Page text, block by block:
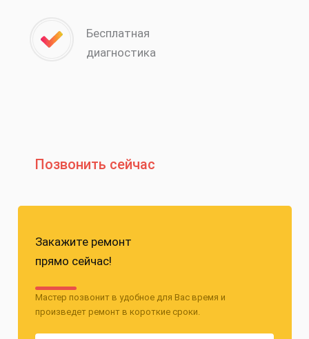
Бесплатная
диагностика
Позвонить сейчас
Закажите ремонт
прямо сейчас!
Мастер позвонит в удобное для Вас время и
произведет ремонт в короткие сроки.